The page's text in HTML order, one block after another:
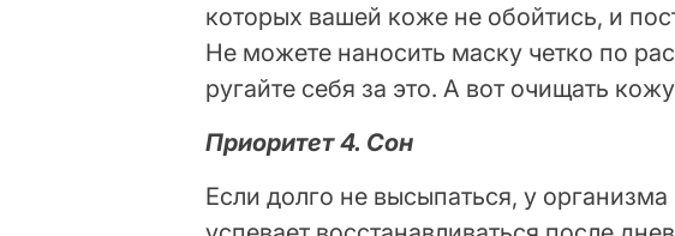
которых вашей коже не обойтись, и
Не можете наносить маску четко по
ругайте себя за это. А вот очищать
Приоритет 4. Сон
Если долго не высыпаться, у